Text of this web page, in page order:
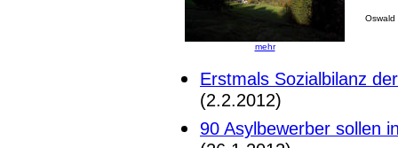
mehr
Oswald
Erstmals Sozialbilanz
(2.2.2012)
90 Asylbewerber sollen